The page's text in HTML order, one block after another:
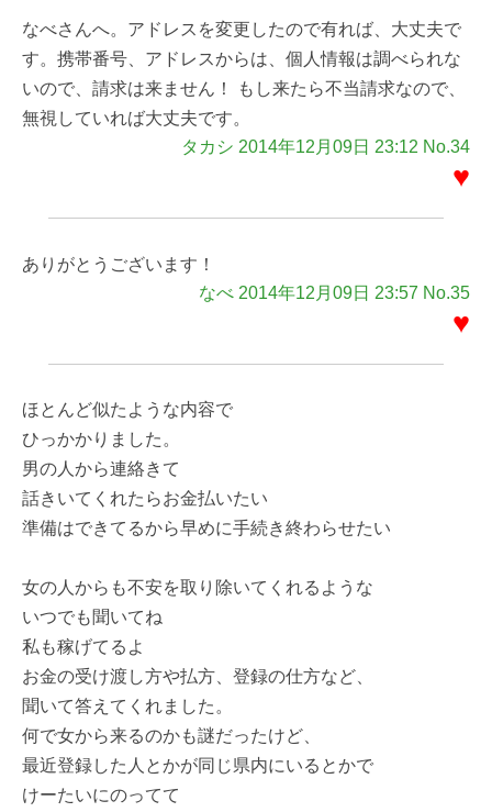
なべさんへ。アドレスを変更したので有れば、大丈夫で
す。携帯番号、アドレスからは、個人情報は調べられな
いので、請求は来ません！ もし来たら不当請求なので、
無視していれば大丈夫です。
タカシ 2014年12月09日 23:12 No.34
♥
ありがとうございます！
なべ 2014年12月09日 23:57 No.35
♥
ほとんど似たような内容で
ひっかかりました。
男の人から連絡きて
話きいてくれたらお金払いたい
準備はできてるから早めに手続き終わらせたい
女の人からも不安を取り除いてくれるような
いつでも聞いてね
私も稼げてるよ
お金の受け渡し方や払方、登録の仕方など、
聞いて答えてくれました。
何で女から来るのかも謎だったけど、
最近登録した人とかが同じ県内にいるとかで
けーたいにのってて